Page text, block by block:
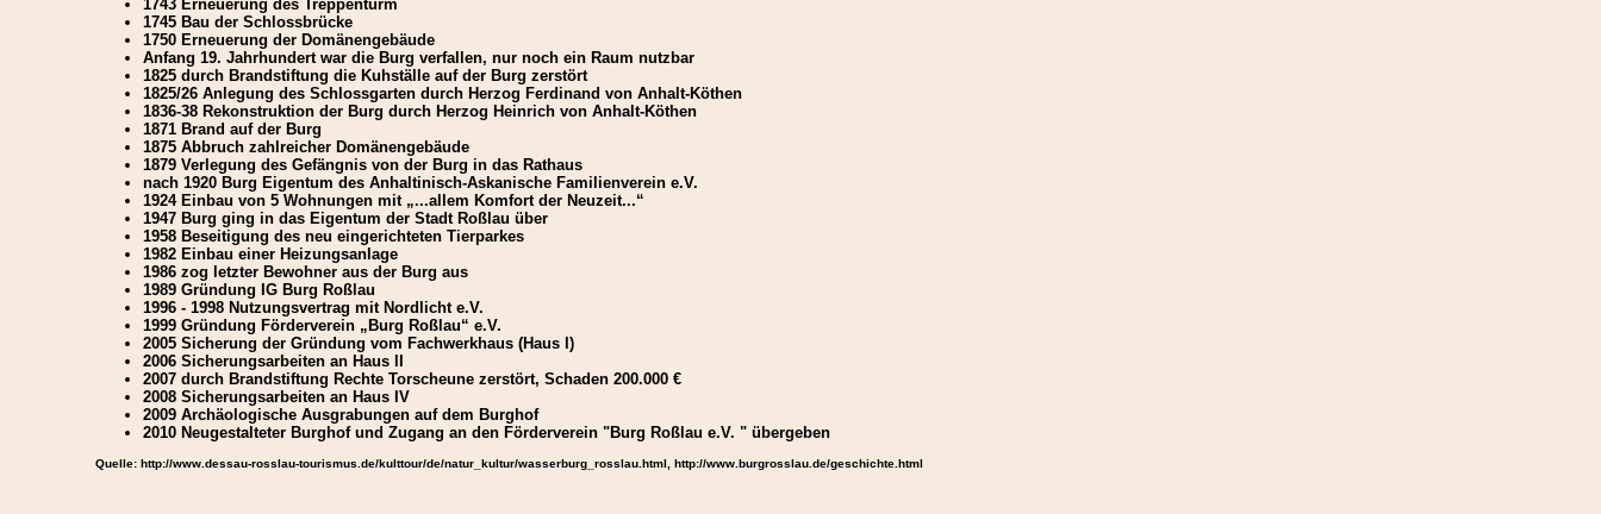
1743 Erneuerung des Treppenturm
1745 Bau der Schlossbrücke
1750 Erneuerung der Domänengebäude
Anfang 19. Jahrhundert war die Burg verfallen, nur noch ein Raum nutzbar
1825 durch Brandstiftung die Kuhställe auf der Burg zerstört
1825/26 Anlegung des Schlossgarten durch Herzog Ferdinand von Anhalt-Köthen
1836-38 Rekonstruktion der Burg durch Herzog Heinrich von Anhalt-Köthen
1871 Brand auf der Burg
1875 Abbruch zahlreicher Domänengebäude
1879 Verlegung des Gefängnis von der Burg in das Rathaus
nach 1920 Burg Eigentum des Anhaltinisch-Askanische Familienverein e.V.
1924 Einbau von 5 Wohnungen mit „...allem Komfort der Neuzeit...“
1947 Burg ging in das Eigentum der Stadt Roßlau über
1958 Beseitigung des neu eingerichteten Tierparkes
1982 Einbau einer Heizungsanlage
1986 zog letzter Bewohner aus der Burg aus
1989 Gründung IG Burg Roßlau
1996 - 1998 Nutzungsvertrag mit Nordlicht e.V.
1999 Gründung Förderverein „Burg Roßlau“ e.V.
2005 Sicherung der Gründung vom Fachwerkhaus (Haus I)
2006 Sicherungsarbeiten an Haus II
2007 durch Brandstiftung Rechte Torscheune zerstört, Schaden 200.000 €
2008 Sicherungsarbeiten an Haus IV
2009 Archäologische Ausgrabungen auf dem Burghof
2010 Neugestalteter Burghof und Zugang an den Förderverein "Burg Roßlau e.V. " übergeben
Quelle: http://www.dessau-rosslau-tourismus.de/kulttour/de/natur_kultur/wasserburg_rosslau.html, http://www.burgrosslau.de/geschichte.html